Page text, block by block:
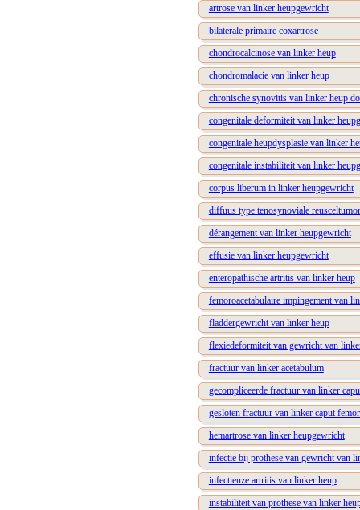
artrose van linker heupgewricht
bilaterale primaire coxartrose
chondrocalcinose van linker heup
chondromalacie van linker heup
chronische synovitis van linker heup
congenitale deformiteit van linker
congenitale heupdysplasie van linker
congenitale instabiliteit van linker
corpus liberum in linker heupgewricht
diffuus type tenosynoviale
dérangement van linker heupgewricht
effusie van linker heupgewricht
enteropathische artritis van linker heup
femoroacetabulaire impingement van
fladdergewricht van linker heup
flexiedeformiteit van gewricht van
fractuur van linker acetabulum
gecompliceerde fractuur van linker
gesloten fractuur van linker caput
hemartrose van linker heupgewricht
infectie bij prothese van gewricht van
infectieuze artritis van linker heup
instabiliteit van prothese van linker